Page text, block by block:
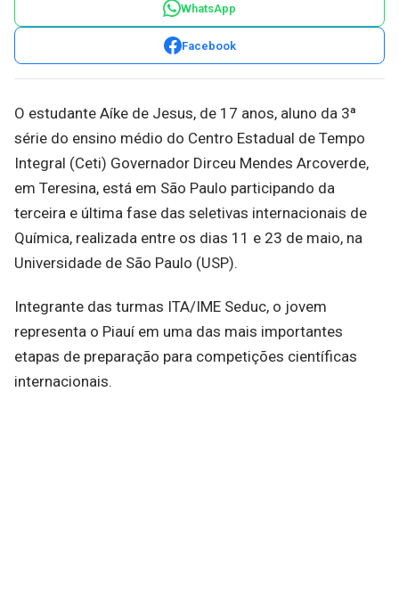
WhatsApp
Facebook
O estudante Aíke de Jesus, de 17 anos, aluno da 3ª
série do ensino médio do Centro Estadual de Tempo
Integral (Ceti) Governador Dirceu Mendes Arcoverde,
em Teresina, está em São Paulo participando da
terceira e última fase das seletivas internacionais de
Química, realizada entre os dias 11 e 23 de maio, na
Universidade de São Paulo (USP).
Integrante das turmas ITA/IME Seduc, o jovem
representa o Piauí em uma das mais importantes
etapas de preparação para competições científicas
internacionais.